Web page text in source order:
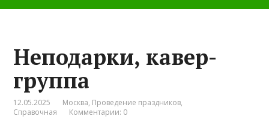
Неподарки, кавер-
группа
12.05.2025 Москва, Проведение праздников,
Справочная
Комментарии: 0